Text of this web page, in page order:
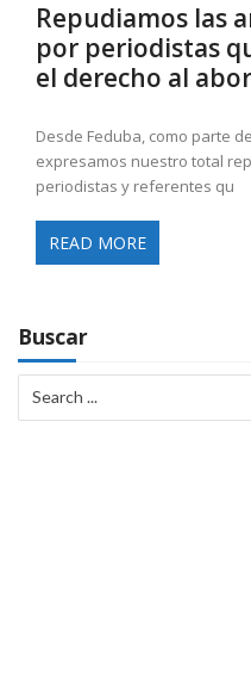
Repudiamos las
por periodistas
el derecho al
Desde Feduba, como parte
expresamos nuestro total
periodistas y referentes qu
READ MORE
Buscar
for: